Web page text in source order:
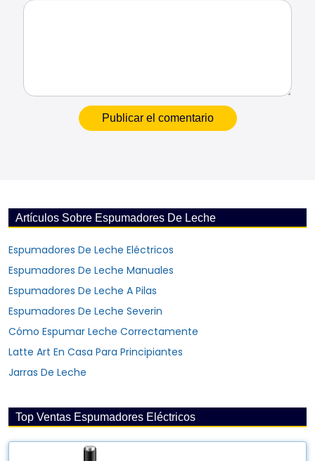
Artículos Sobre Espumadores De Leche
Espumadores De Leche Eléctricos
Espumadores De Leche Manuales
Espumadores De Leche A Pilas
Espumadores De Leche Severin
Cómo Espumar Leche Correctamente
Latte Art En Casa Para Principiantes
Jarras De Leche
Top Ventas Espumadores Eléctricos